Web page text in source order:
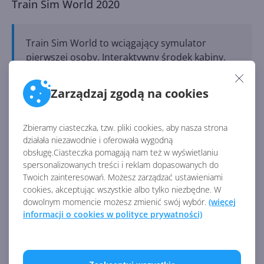
Zarządzaj zgodą na cookies
Zbieramy ciasteczka, tzw. pliki cookies, aby nasza strona
działała niezawodnie i oferowała wygodną
obsługę.Ciasteczka pomagają nam też w wyświetlaniu
spersonalizowanych treści i reklam dopasowanych do
Twoich zainteresowań. Możesz zarządzać ustawieniami
cookies, akceptując wszystkie albo tylko niezbędne. W
dowolnym momencie możesz zmienić swój wybór. (więcej
informacji o cookies w polityce prywatności)
Train Sim World 2020
Train Sim World to wciągający symulator
pierwszej osoby. Interaktywny środek kabiny,
rozgrywka czynią go grą idealną dla każdego.
Wjedź na trasę z najnowszą wersją Train Sim
doszlifowania nowych umiejętności.
The Lord of the Rings: Adventure Card Game
Zbierz talię ikonicznych bohaterów i staw czoła
siłom Saurona w tej ekscytującej strategicznej
wykonuj zadania fabularne i stań się nową